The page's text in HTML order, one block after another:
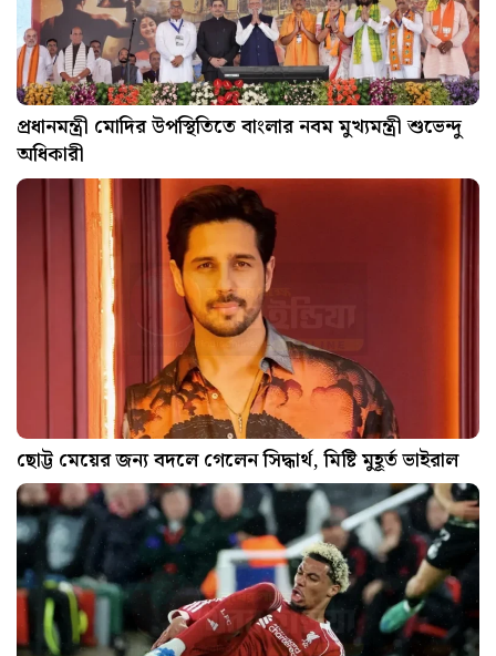
প্রধানমন্ত্রী মোদির উপস্থিতিতে বাংলার নবম মুখ্যমন্ত্রী শুভেন্দু
অধিকারী
ছোট্ট মেয়ের জন্য বদলে গেলেন সিদ্ধার্থ, মিষ্টি মুহূর্ত ভাইরাল